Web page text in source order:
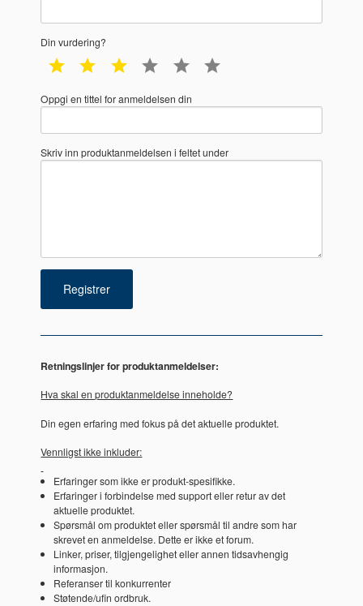
Din vurdering?
1 star 2 star 3 star 4 star 5 star
Oppgi en tittel for anmeldelsen din
Skriv inn produktanmeldelsen i feltet under
Retningslinjer for produktanmeldelser:
Hva skal en produktanmeldelse inneholde?
Din egen erfaring med fokus på det aktuelle produktet.
Vennligst ikke inkluder:
Erfaringer som ikke er produkt-spesifikke.
Erfaringer i forbindelse med support eller retur av det
aktuelle produktet.
Spørsmål om produktet eller spørsmål til andre som har
skrevet en anmeldelse. Dette er ikke et forum.
Linker, priser, tilgjengelighet eller annen tidsavhengig
informasjon.
Referanser til konkurrenter
Støtende/ufin ordbruk.